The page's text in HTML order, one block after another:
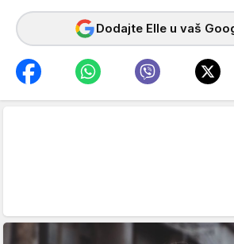
Dodajte Elle u vaš